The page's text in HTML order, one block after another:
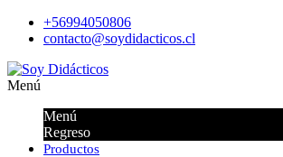
+56994050806
contacto@soydidacticos.cl
Menú
Menú
Regreso
Productos